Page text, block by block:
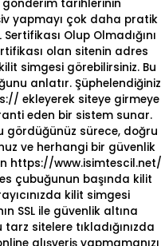
tarihlerinin
yapmayı çok daha pratik
Sertifikası Olup Olmadığını
olan sitenin adres
simgesi görebilirsiniz. Bu
anlatır. Şüphelendiğiniz
ekleyerek siteye girmeye
eden bir sistem sunar.
gördüğünüz sürece, doğru
ve herhangi bir güvenlik
https://www.isimtescil.net/
çubuğunun başında kilit
kilit simgesi
SSL ile güvenlik altına
sitelere tıkladığınızda